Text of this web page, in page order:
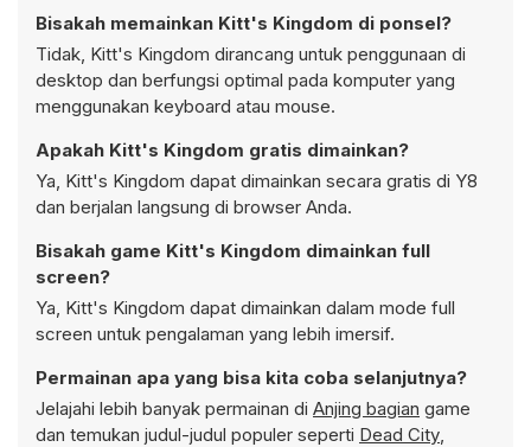
Bisakah memainkan Kitt's Kingdom di ponsel?
Tidak, Kitt's Kingdom dirancang untuk penggunaan di
desktop dan berfungsi optimal pada komputer yang
menggunakan keyboard atau mouse.
Apakah Kitt's Kingdom gratis dimainkan?
Ya, Kitt's Kingdom dapat dimainkan secara gratis di Y8
dan berjalan langsung di browser Anda.
Bisakah game Kitt's Kingdom dimainkan full
screen?
Ya, Kitt's Kingdom dapat dimainkan dalam mode full
screen untuk pengalaman yang lebih imersif.
Permainan apa yang bisa kita coba selanjutnya?
Jelajahi lebih banyak permainan di Anjing bagian game
dan temukan judul-judul populer seperti Dead City,